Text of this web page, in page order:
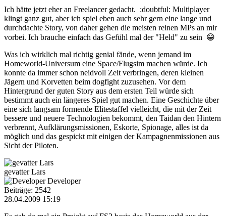
Ich hätte jetzt eher an Freelancer gedacht. :doubtful: Multiplayer
klingt ganz gut, aber ich spiel eben auch sehr gern eine lange und
durchdachte Story, von daher gehen die meisten reinen MPs an mir
vorbei. Ich brauche einfach das Gefühl mal der "Held" zu sein 😁
Was ich wirklich mal richtig genial fände, wenn jemand im
Homeworld-Universum eine Space/Flugsim machen würde. Ich
konnte da immer schon neidvoll Zeit verbringen, deren kleinen
Jägern und Korvetten beim dogfight zuzusehen. Vor dem
Hintergrund der guten Story aus dem ersten Teil würde sich
bestimmt auch ein längeres Spiel gut machen. Eine Geschichte über
eine sich langsam formende Elitestaffel vielleicht, die mit der Zeit
bessere und neuere Technologien bekommt, den Taidan den Hintern
verbrennt, Aufklärungsmissionen, Eskorte, Spionage, alles ist da
möglich und das gespickt mit einigen der Kampagnenmissionen aus
Sicht der Piloten.
gevatter Lars
Developer
Beiträge: 2542
28.04.2009 15:19